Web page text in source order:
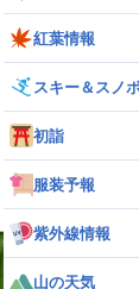
紅葉情報
スキー＆スノ
初詣
服装予報
紫外線情報
山の天気